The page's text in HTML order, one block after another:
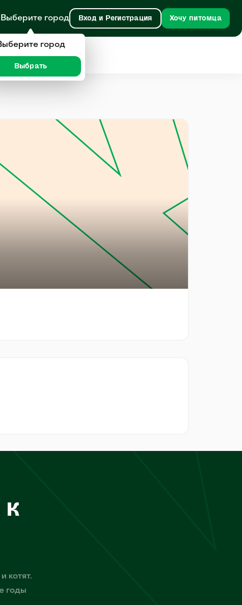
Выберите город Вход и Регистрация Хочу питомца
к
котят.
годы
город
Выбрать